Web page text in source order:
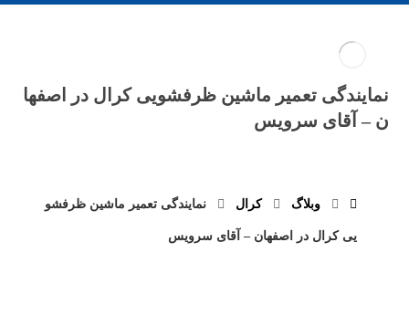
نمایندگی تعمیر ماشین ظرفشویی کرال در اصفها
ن – آقای سرویس
وبلاگ کرال نمایندگی تعمیر ماشین ظرفشو
یی کرال در اصفهان – آقای سرویس